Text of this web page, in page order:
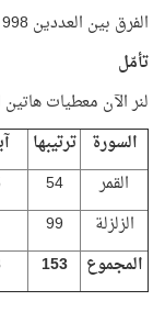
الفرق بين العددين 998 – 899 =
تأمّل
لنر الآن معطيات هاتين
السورة ترتيبها
القمر
54
الزلزلة
99
المجموع
153